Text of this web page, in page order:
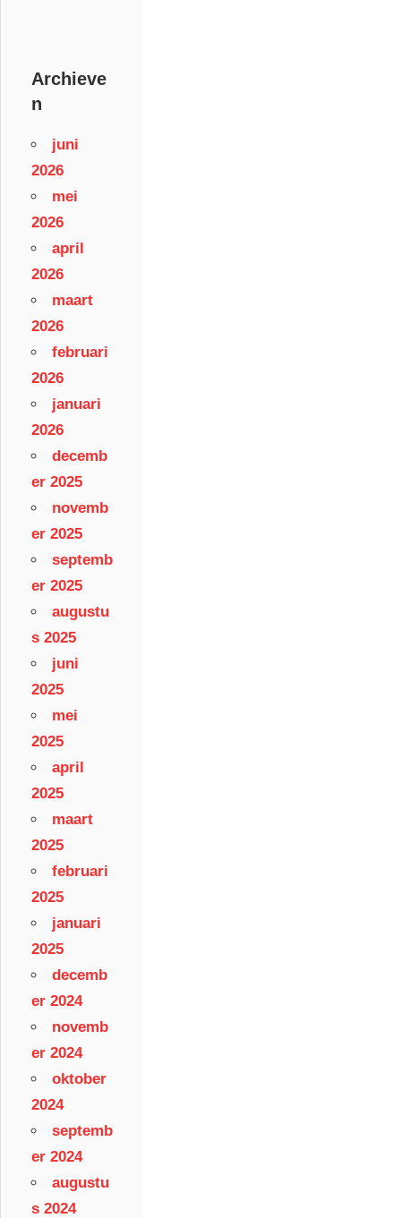
Archieve
n
juni
2026
mei
2026
april
2026
maart
2026
februari
2026
januari
2026
decemb
er 2025
novemb
er 2025
septemb
er 2025
augustu
s 2025
juni
2025
mei
2025
april
2025
maart
2025
februari
2025
januari
2025
decemb
er 2024
novemb
er 2024
oktober
2024
septemb
er 2024
augustu
s 2024